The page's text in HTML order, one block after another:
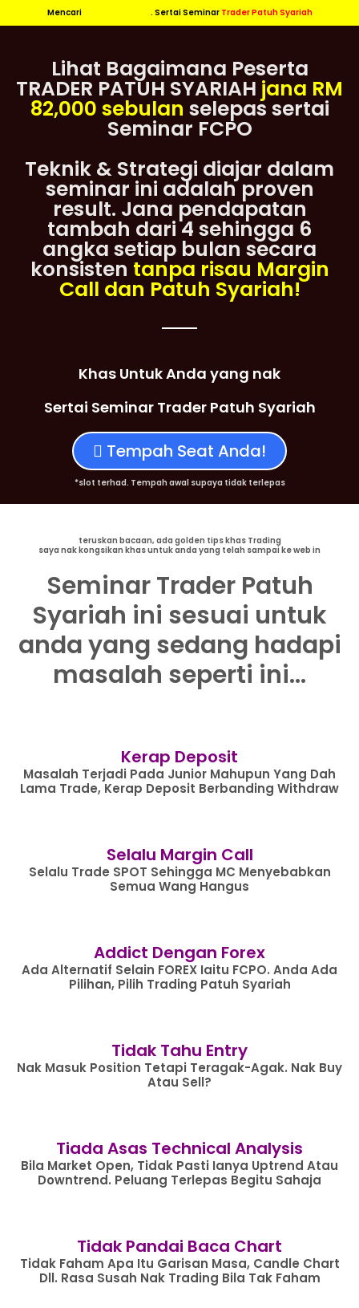
Mencari . Sertai Seminar Trader Patuh Syariah
Lihat Bagaimana Peserta
TRADER PATUH SYARIAH jana RM
82,000 sebulan selepas sertai
Seminar FCPO
Teknik & Strategi diajar dalam
seminar ini adalah proven
result. Jana pendapatan
tambah dari 4 sehingga 6
angka setiap bulan secara
konsisten tanpa risau Margin
Call dan Patuh Syariah!
Khas Untuk Anda yang nak
Sertai Seminar Trader Patuh Syariah
Tempah Seat Anda!
*slot terhad. Tempah awal supaya tidak terlepas
teruskan bacaan, ada golden tips khas Trading
saya nak kongsikan khas untuk anda yang telah sampai ke web in
Seminar Trader Patuh
Syariah ini sesuai untuk
anda yang sedang hadapi
masalah seperti ini...
Kerap Deposit
Masalah Terjadi Pada Junior Mahupun Yang Dah
Lama Trade, Kerap Deposit Berbanding Withdraw
Selalu Margin Call
Selalu Trade SPOT Sehingga MC Menyebabkan
Semua Wang Hangus
Addict Dengan Forex
Ada Alternatif Selain FOREX Iaitu FCPO. Anda Ada
Pilihan, Pilih Trading Patuh Syariah
Tidak Tahu Entry
Nak Masuk Position Tetapi Teragak-Agak. Nak Buy
Atau Sell?
Tiada Asas Technical Analysis
Bila Market Open, Tidak Pasti Ianya Uptrend Atau
Downtrend. Peluang Terlepas Begitu Sahaja
Tidak Pandai Baca Chart
Tidak Faham Apa Itu Garisan Masa, Candle Chart
Dll. Rasa Susah Nak Trading Bila Tak Faham